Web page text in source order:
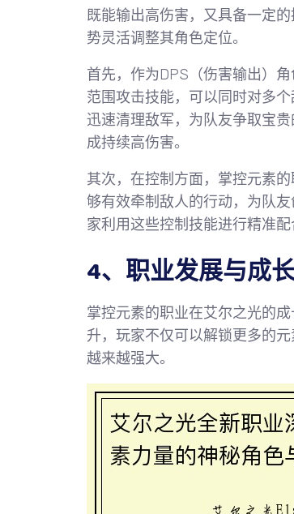
既能输出高伤害，又具备一定
势灵活调整其角色定位。
首先，作为DPS（伤害输出）
范围攻击技能，可以同时对多
迅速清理敌军，为队友争取宝
成持续高伤害。
其次，在控制方面，掌控元素
够有效牵制敌人的行动，为队
家利用这些控制技能进行精准
4、职业发展与成
掌控元素的职业在艾尔之光的
升，玩家不仅可以解锁更多的
越来越强大。